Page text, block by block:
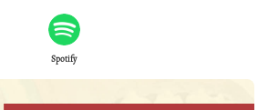
Spotify